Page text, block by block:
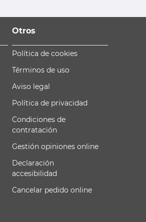
Otros
Política de cookies
Términos de uso
Aviso legal
Política de privacidad
Condiciones de
contratación
Gestión opiniones online
Declaración
accesibilidad
Cancelar pedido online